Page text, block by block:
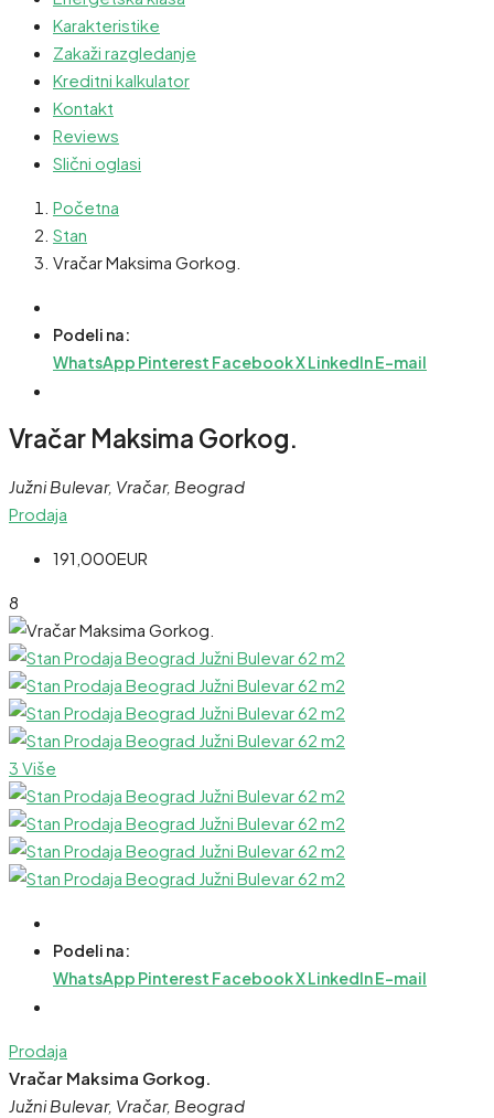
Karakteristike
Zakaži razgledanje
Kreditni kalkulator
Kontakt
Reviews
Slični oglasi
Početna
Stan
Vračar Maksima Gorkog.
Podeli na:
WhatsApp Pinterest FacebookXLinkedInE-mail
Vračar Maksima Gorkog.
Južni Bulevar, Vračar, Beograd
Prodaja
191,000EUR
8
3 Više
Podeli na:
WhatsApp Pinterest FacebookXLinkedInE-mail
Prodaja
Vračar Maksima Gorkog.
Južni Bulevar, Vračar, Beograd